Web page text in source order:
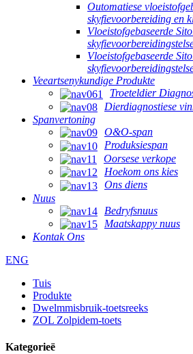
Outomatiese
skyfievoorbereiding en
Vloeistofgebaseerde
Vloeistofgebaseerde
Veeartsenykundige Produkte
Troeteldier
Dierdiagnostiese
Spanvertoning
O&O-span
Produksiespan
Oorsese verkope
Hoekom ons kies
Ons diens
Nuus
Bedryfsnuus
Maatskappy nuus
Kontak Ons
ENG
Tuis
Produkte
Dwelmmisbruik-toetsreeks
ZOL Zolpidem-toets
Kategorieë